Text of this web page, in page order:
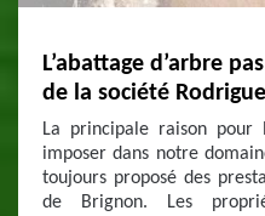
L’abattage d’arbre
de la société
La principale raison pour
imposer dans notre
toujours proposé des
de Brignon. Les